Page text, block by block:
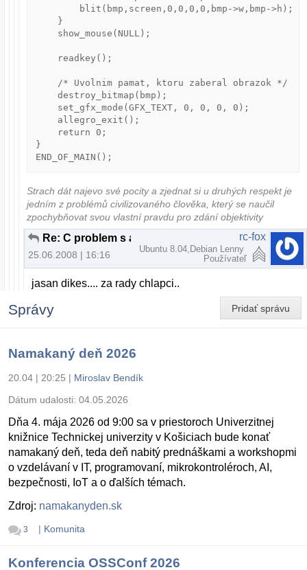
        blit(bmp,screen,0,0,0,0,bmp->w,bmp->h);
    }
    show_mouse(NULL);
    readkey();
    /* Uvolnim pamat, ktoru zaberal obrazok */
    destroy_bitmap(bmp);
    set_gfx_mode(GFX_TEXT, 0, 0, 0, 0);
    allegro_exit();
    return 0;
}
END_OF_MAIN();
Strach dát najevo své pocity a zjednat si u druhých respekt je
jedním z problémů civilizovaného člověka, který se naučil
zpochybňovat svou vlastní pravdu pro zdání objektivity
Re: C problem s allgero
25.06.2008 | 16:16
rc-fox
Ubuntu 8.04,Debian Lenny
Používateľ
jasan dikes.... za rady chlapci..
Pridať správu
Správy
Namakaný deň 2026
20.04 | 20:25 | Miroslav Bendík
Dátum udalosti: 04.05.2026
Dňa 4. mája 2026 od 9:00 sa v priestoroch Univerzitnej
knižnice Technickej univerzity v Košiciach bude konať
namakaný deň, teda deň nabitý prednáškami a workshopmi
o vzdelávaní v IT, programovaní, mikrokontroléroch, AI,
bezpečnosti, IoT a o ďalších témach.
Zdroj: namakanyden.sk
3 | Komunita
Konferencia OSSConf 2026